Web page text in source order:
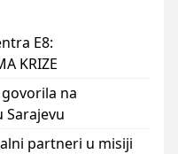
E8:
KRIZE
govorila na
Sarajevu
partneri u misiji